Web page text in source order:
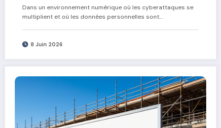
Dans un environnement numérique où les cyberattaques se
multiplient et où les données personnelles sont…
8 Juin 2026